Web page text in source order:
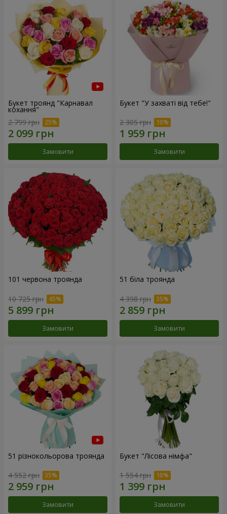
Букет троянд "Карнавал
кохання"
2 799 грн
Замовити
Букет "У захваті від тебе!"
2 305 грн
Замовити
101 червона троянда
10 725 грн
Замовити
51 біла троянда
4 398 грн
Замовити
51 різнокольорова троянда
4 552 грн
Замовити
Букет "Лісова німфа"
1 554 грн
Замовити